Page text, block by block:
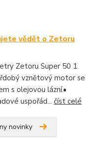
vědět o Zetoru
Zetoru Super 50 1.
vznětový motor se
s olejovou lázní.•
uspořád... číst celé
novinky